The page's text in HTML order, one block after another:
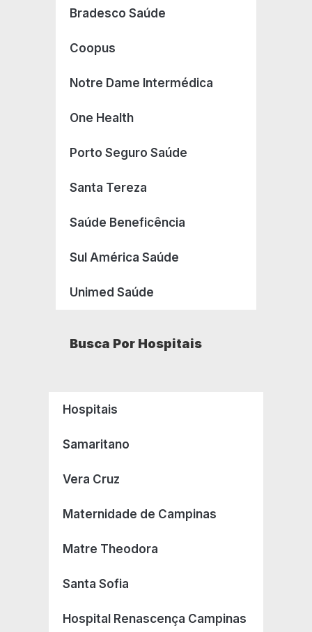
Bradesco Saúde
Coopus
Notre Dame Intermédica
One Health
Porto Seguro Saúde
Santa Tereza
Saúde Beneficência
Sul América Saúde
Unimed Saúde
Busca Por Hospitais
Hospitais
Samaritano
Vera Cruz
Maternidade de Campinas
Matre Theodora
Santa Sofia
Hospital Renascença Campinas